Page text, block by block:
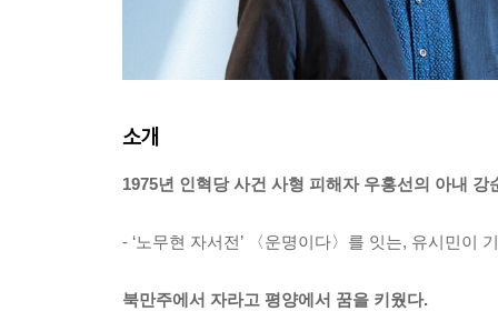
소개
1975년 인혁당 사건 사형 피해자 우홍선의 아내 강
- ‘노무현 자서전’ 〈운명이다〉를 잇는, 유시민이
북만주에서 자라고 평양에서 꿈을 키웠다.